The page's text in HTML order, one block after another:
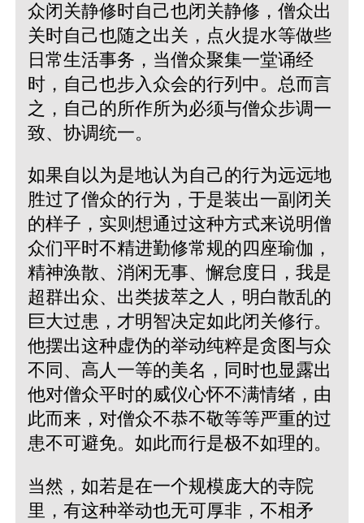
众闭关静修时自己也闭关静修，僧众出
关时自己也随之出关，点火提水等做些
日常生活事务，当僧众聚集一堂诵经
时，自己也步入众会的行列中。总而言
之，自己的所作所为必须与僧众步调一
致、协调统一。
如果自以为是地认为自己的行为远远地
胜过了僧众的行为，于是装出一副闭关
的样子，实则想通过这种方式来说明僧
众们平时不精进勤修常规的四座瑜伽，
精神涣散、消闲无事、懈怠度日，我是
超群出众、出类拔萃之人，明白散乱的
巨大过患，才明智决定如此闭关修行。
他摆出这种虚伪的举动纯粹是贪图与众
不同、高人一等的美名，同时也显露出
他对僧众平时的威仪心怀不满情绪，由
此而来，对僧众不恭不敬等等严重的过
患不可避免。如此而行是极不如理的。
当然，如若是在一个规模庞大的寺院
里，有这种举动也无可厚非，不相矛